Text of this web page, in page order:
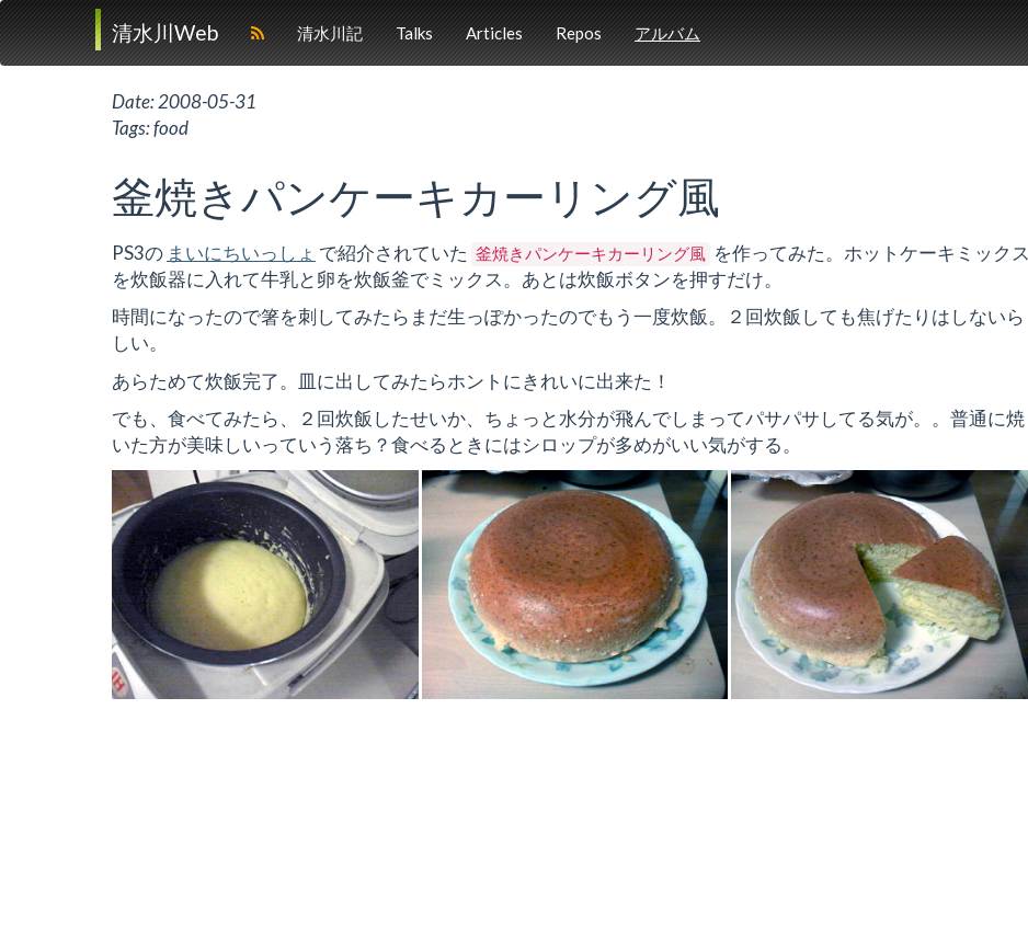
清水川Web 清水川記 Talks Articles Repos アルバム
Date:2008-05-31
Tags:food
釜焼きパンケーキカーリング風
PS3の まいにちいっしょ で紹介されていた 釜焼きパンケーキカーリング風 を作ってみた。ホットケーキミックス
を炊飯器に入れて牛乳と卵を炊飯釜でミックス。あとは炊飯ボタンを押すだけ。
時間になったので箸を刺してみたらまだ生っぽかったのでもう一度炊飯。２回炊飯しても焦げたりはしないら
しい。
あらためて炊飯完了。皿に出してみたらホントにきれいに出来た！
でも、食べてみたら、２回炊飯したせいか、ちょっと水分が飛んでしまってパサパサしてる気が。。普通に焼
いた方が美味しいっていう落ち？食べるときにはシロップが多めがいい気がする。